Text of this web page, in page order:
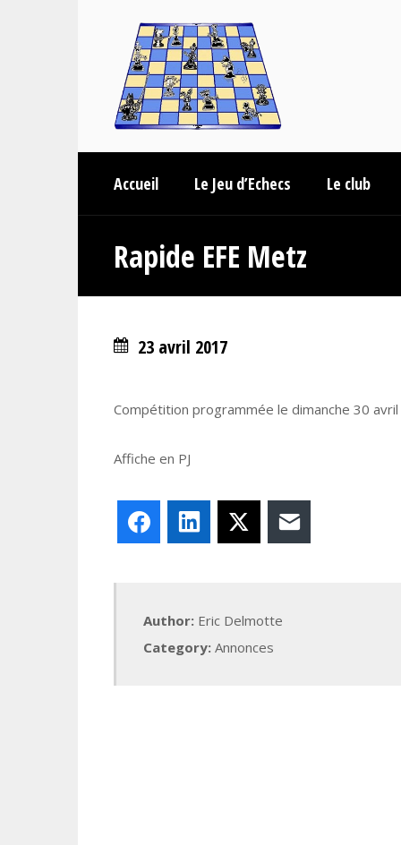
Accueil Le Jeu d’Echecs Le club
Rapide EFE Metz
23 avril 2017
Compétition programmée le dimanche 30 avril
Affiche en PJ
FacebookLinkedIn
Author: Eric Delmotte
Category: Annonces